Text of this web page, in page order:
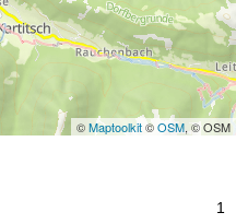
©Maptoolkit©OSM , © OSM
1